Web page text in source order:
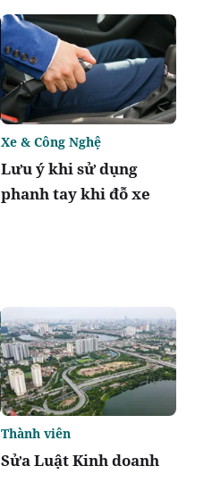
Lưu ý khi sử dụng
phanh tay khi đỗ xe
Xe & Công Nghệ
Sửa Luật Kinh doanh
Thành viên